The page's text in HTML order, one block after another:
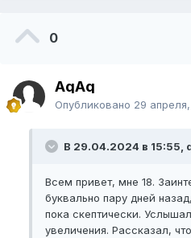
0
AqAq
Опубликовано 29
В 29.04.2024 в 15:55,
Всем привет, мне 18.
буквально пару дней
пока скептически.
увеличения. Рассказал,